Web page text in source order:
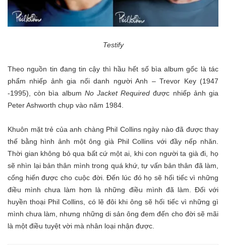
Testify
Theo nguồn tin đang tin cậy thì hầu hết số bìa album gốc là tác
phẩm nhiếp ảnh gia nối danh người Anh – Trevor Key (1947
-1995), còn bìa album No Jacket Requiredđược nhiếp ảnh gia
Peter Ashworth chụp vào năm 1984.
Khuôn mặt trẻ của anh chàng Phil Collins ngày nào đã được thay
thế bằng hình ảnh một ông già Phil Collins với đầy nếp nhăn.
Thời gian không bỏ qua bất cứ một ai, khi con người ta già đi, họ
sẽ nhìn lại bản thân mình trong quá khứ, tự vấn bản thân đã làm,
cống hiến được cho cuộc đời. Đến lúc đó họ sẽ hối tiếc vì những
điều mình chưa làm hơn là những điều mình đã làm. Đối với
huyền thoại Phil Collins, có lẽ đôi khi ông sẽ hối tiếc vì những gì
mình chưa làm, nhưng những di sản ông đem đến cho đời sẽ mãi
là một điều tuyệt vời mà nhân loại nhận được.